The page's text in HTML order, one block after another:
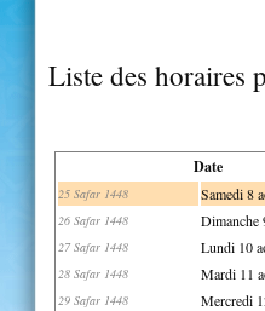
Liste des horaires
Date
25 Safar 1448 Samedi 8
26 Safar 1448 Dimanche
27 Safar 1448 Lundi 10
28 Safar 1448 Mardi 11
29 Safar 1448 Mercredi